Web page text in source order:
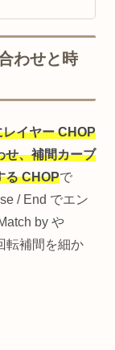
わせと時
イヤー CHOP
せ、補間カーブ
る CHOPで
/ End でエン
by や
転補間を細か